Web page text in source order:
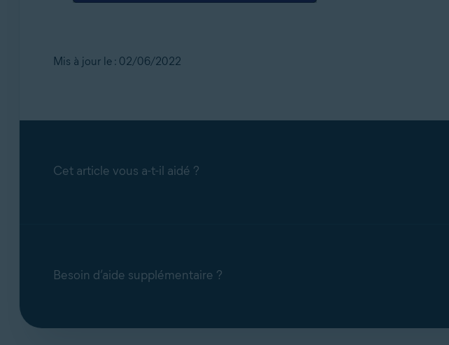
Mis à jour le : 02/06/2022
Cet article vous a-t-il aidé ?
Besoin d’aide supplémentaire ?